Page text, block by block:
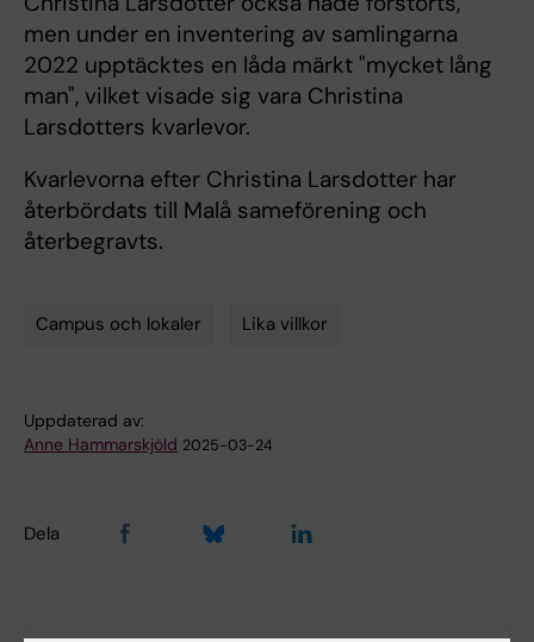
men under en inventering av samlingarna
2022 upptäcktes en låda märkt "mycket lång
man", vilket visade sig vara Christina
Larsdotters kvarlevor.
Kvarlevorna efter Christina Larsdotter har
återbördats till Malå sameförening och
återbegravts.
Campus och lokaler Lika villkor
Uppdaterad av:
Anne Hammarskjöld 2025-03-24
Dela